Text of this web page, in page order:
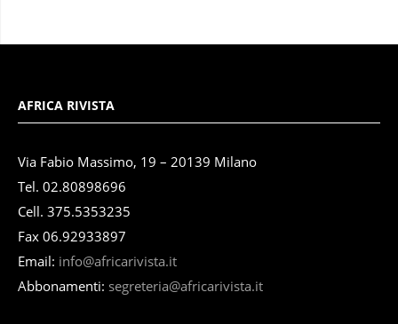
AFRICA RIVISTA
Via Fabio Massimo, 19 – 20139 Milano
Tel. 02.80898696
Cell. 375.5353235
Fax 06.92933897
Email: info@africarivista.it
Abbonamenti: segreteria@africarivista.it